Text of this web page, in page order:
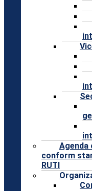
Agenda
conform
RUTI